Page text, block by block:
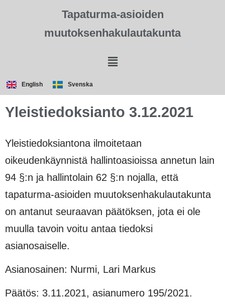
Tapaturma-asioiden
muutoksenhakulautakunta
English Svenska
Yleistiedoksianto 3.12.2021
Yleistiedoksiantona ilmoitetaan
oikeudenkäynnistä hallintoasioissa annetun lain
94 §:n ja hallintolain 62 §:n nojalla, että
tapaturma-asioiden muutoksenhakulautakunta
on antanut seuraavan päätöksen, jota ei ole
muulla tavoin voitu antaa tiedoksi
asianosaiselle.
Asianosainen: Nurmi, Lari Markus
Päätös: 3.11.2021, asianumero 195/2021.